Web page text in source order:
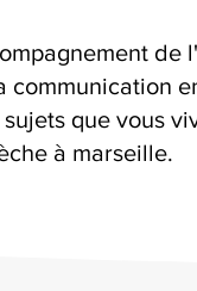
de
communication
que vous
à marseille.